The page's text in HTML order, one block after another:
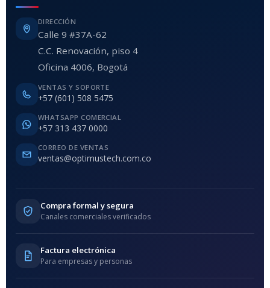
DIRECCIÓN
Calle 9 #37A-62
C.C. Renovación, piso 4
Oficina 4006, Bogotá
VENTAS Y SOPORTE
+57 (601) 508 5475
WHATSAPP COMERCIAL
+57 313 437 0000
CORREO DE VENTAS
ventas@optimustech.com.co
Compra formal y segura
Canales comerciales verificados
Factura electrónica
Para empresas y personas